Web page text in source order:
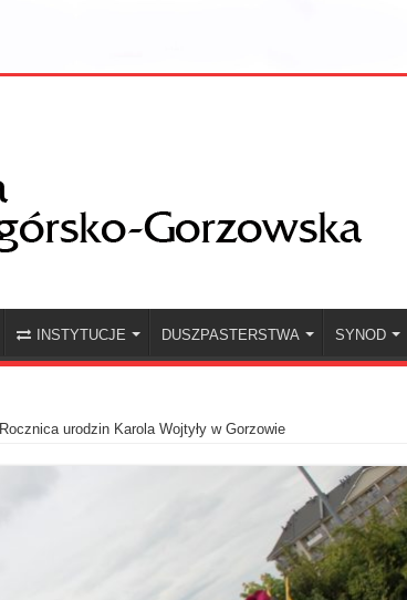
INSTYTUCJE DUSZPASTERSTWA SYNOD
Rocznica urodzin Karola Wojtyły w Gorzowie